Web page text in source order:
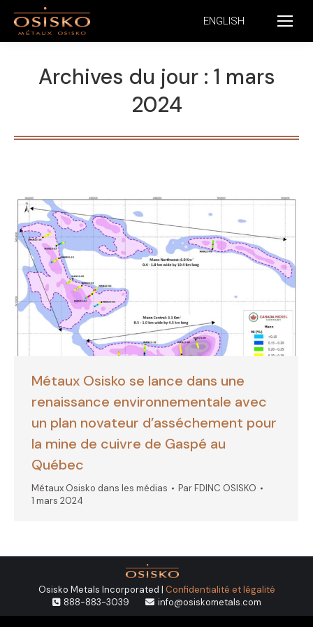
ENGLISH
Archives du jour : 1 mars
2024
Métaux Osisko se lance dans une
renaissance environnementale avec
un plan novateur d’asséchement pour
la mine de cuivre de Gaspé au
Québec
Métaux Osisko dans les médias ParFDINC OSISKO
1 mars 2024
Osisko Metals Incorporated | Confidentialité et légalité
888-883-3039
info@osiskometals.com